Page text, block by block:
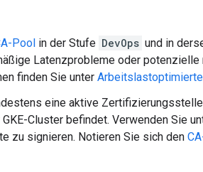
Pool in der Stufe DevOps und in
Latenzprobleme oder
finden Sie unter
eine aktive
Cluster befindet. Verwenden Sie
zu signieren. Notieren Sie sich den